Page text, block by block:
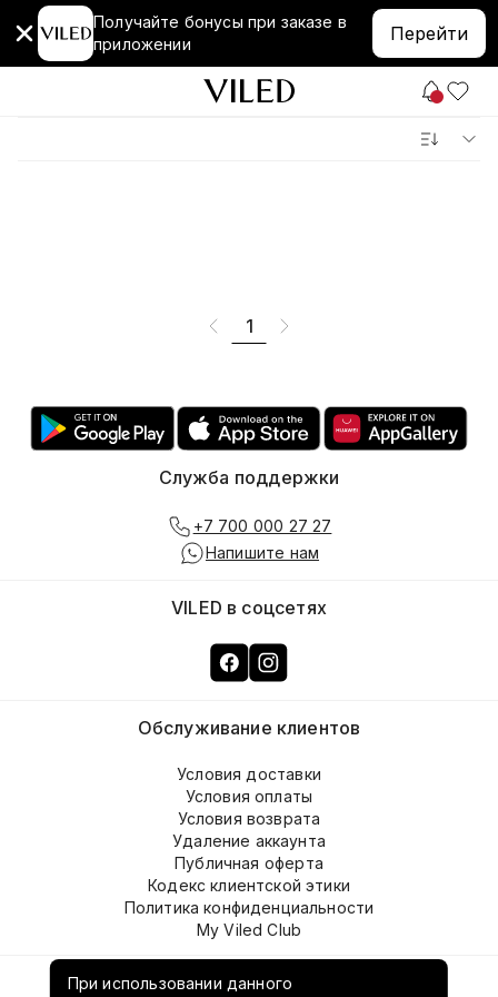
Получайте бонусы при заказе в
приложении
Перейти
1
При использовании данного
О компании
Обслуживание клиентов
Условия доставки
Условия оплаты
Условия возврата
Удаление аккаунта
Публичная оферта
Кодекс клиентской этики
Политика конфиденциальности
My Viled Club
VILED в соцсетях
Служба поддержки
+7 700 000 27 27
Напишите нам